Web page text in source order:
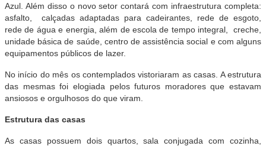
Azul. Além disso o novo setor contará com infraestrutura completa:
asfalto, calçadas adaptadas para cadeirantes, rede de esgoto,
rede de água e energia, além de escola de tempo integral, creche,
unidade básica de saúde, centro de assistência social e com alguns
equipamentos públicos de lazer.
No início do mês os contemplados vistoriaram as casas. A estrutura
das mesmas foi elogiada pelos futuros moradores que estavam
ansiosos e orgulhosos do que viram.
Estrutura das casas
As casas possuem dois quartos, sala conjugada com cozinha,